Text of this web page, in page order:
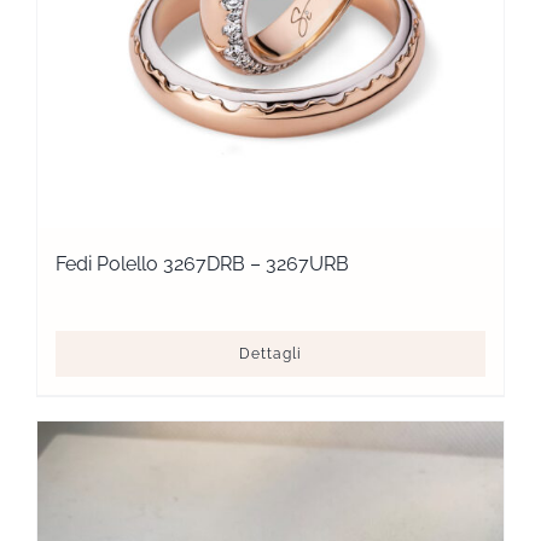
Fedi Polello 3267DRB – 3267URB
Dettagli